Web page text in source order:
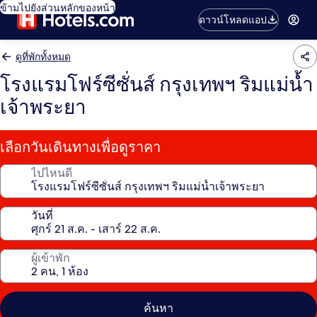
ข้ามไปยังส่วนหลักของหน้า
ดาวน์โหลดแอป
ดูที่พักทั้งหมด
โรงแรมโฟร์ซีซั่นส์ กรุงเทพฯ ริมแม่น้ำ
เจ้าพระยา
เลือกวันเดินทางเพื่อดูราคา
ไปไหนดี
วันที่
ผู้เข้าพัก
ค้นหา